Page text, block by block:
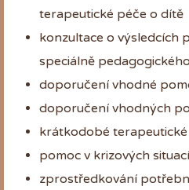
terapeutické péče o dítě
konzultace o výsledcích
speciálně
doporučení vhodné
doporučení vhodných
krátkodobé
pomoc v krizových
zprostředkování